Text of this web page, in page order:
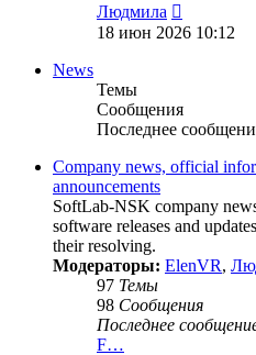
Людмила
к
18 июн 2026 10:12
News
Темы
Сообщения
Последнее
Company news, official
announcements
SoftLab-NSK company
software releases and
their resolving.
Модераторы: ElenVR,
97 Темы
98 Сообщения
Последнее
F…